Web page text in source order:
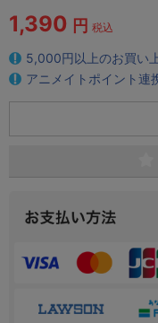
1,390 円 税込
5,000円以上のお買い
アニメイトポイント連